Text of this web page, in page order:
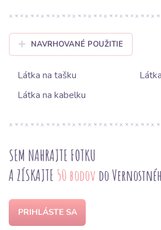
NAVRHOVANÉ POUŽITIE
Látka na tašku
Látka na kabelku
SEM NAHRAJTE FOTKU
A ZÍSKAJTE 50 bodov do
PRIHLÁSTE SA